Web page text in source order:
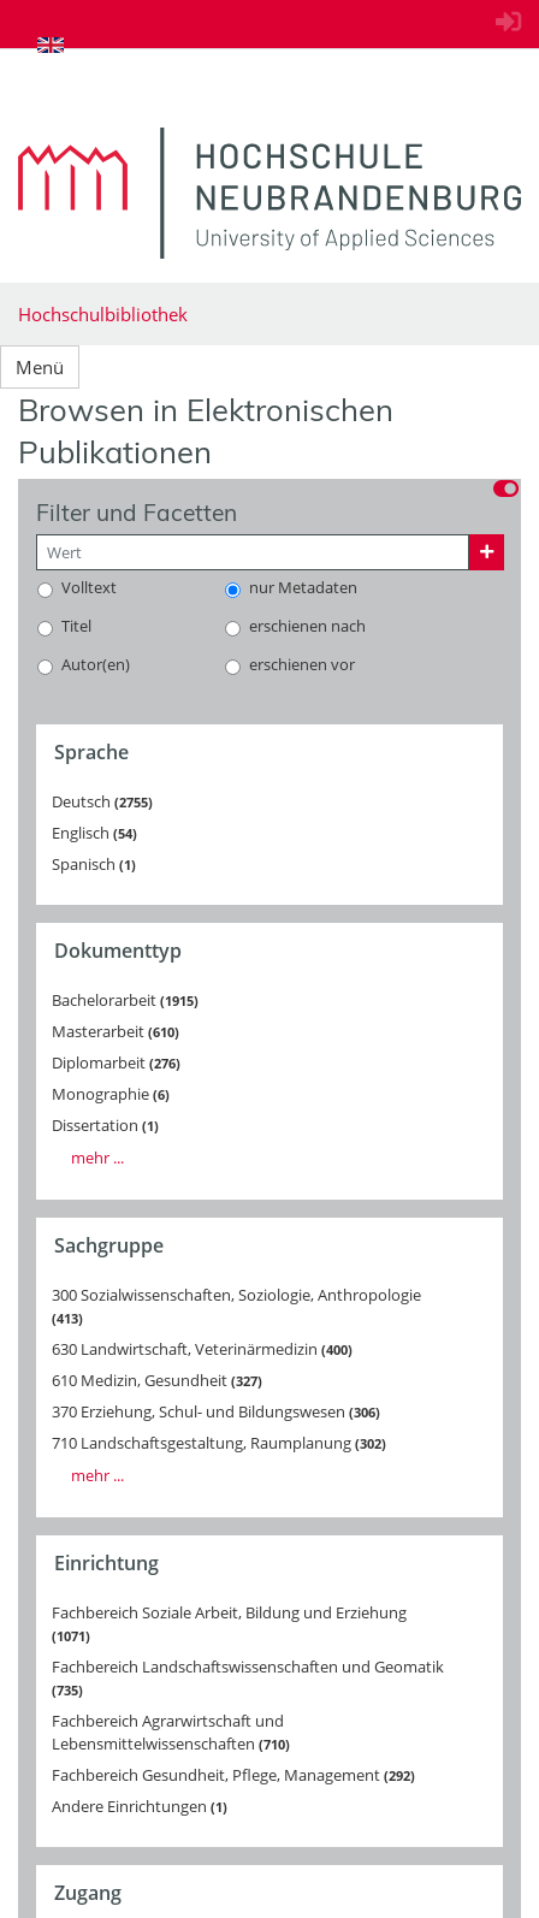
zum Inhalt springen
Hochschulbibliothek
Menü
Browsen in Elektronischen
Publikationen
Filter und Facetten
Volltext
nur Metadaten
Titel
erschienen nach
Autor(en)
erschienen vor
Sprache
Deutsch 2755
Englisch 54
Spanisch 1
Dokumenttyp
Bachelorarbeit 1915
Masterarbeit 610
Diplomarbeit 276
Monographie 6
Dissertation 1
mehr ...
Sachgruppe
300 Sozialwissenschaften, Soziologie, Anthropologie
413
630 Landwirtschaft, Veterinärmedizin 400
610 Medizin, Gesundheit 327
370 Erziehung, Schul- und Bildungswesen 306
710 Landschaftsgestaltung, Raumplanung 302
mehr ...
Einrichtung
Fachbereich Soziale Arbeit, Bildung und Erziehung
1071
Fachbereich Landschaftswissenschaften und Geomatik
735
Fachbereich Agrarwirtschaft und
Lebensmittelwissenschaften 710
Fachbereich Gesundheit, Pflege, Management 292
Andere Einrichtungen 1
Zugang